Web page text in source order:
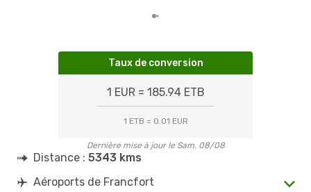
Taux de conversion
1 EUR = 185.94 ETB
1 ETB = 0.01 EUR
Dernière mise à jour le Sam. 08/08
Distance : 5343 kms
Aéroports de Francfort